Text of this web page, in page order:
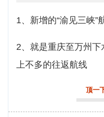
1、新增的“渝见三峡”
2、就是重庆至万州
上不多的往返航线
顶一